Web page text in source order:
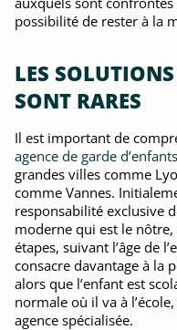
possibilité de rester à la
LES
SONT RARES
Il est important de
agence de garde
grandes villes comme
comme Vannes.
responsabilité exclusive
moderne qui est le nôtre,
étapes, suivant l’âge de
consacre davantage à la
alors que l’enfant est
normale où il va à
agence spécialisée.